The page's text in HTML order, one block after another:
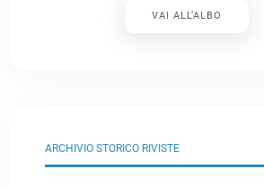
VAI ALL’ALBO
ARCHIVIO STORICO RIVISTE